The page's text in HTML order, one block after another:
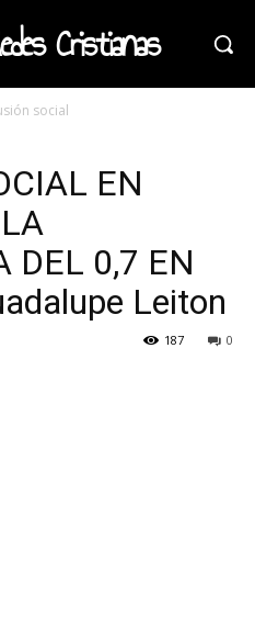
Cristianas
social
EN
DEL 0,7 EN
Leiton
0
187